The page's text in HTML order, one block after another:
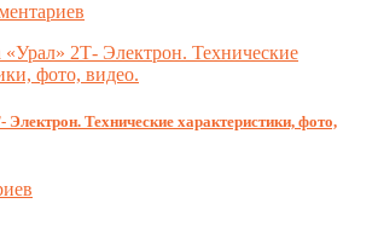
Технические характеристики, фото,